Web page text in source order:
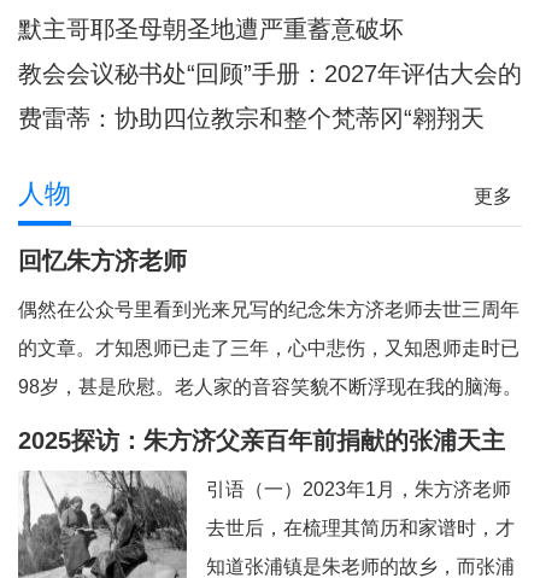
默主哥耶圣母朝圣地遭严重蓄意破坏
教会会议秘书处“回顾”手册：2027年评估大会的
准则和指示
费雷蒂：协助四位教宗和整个梵蒂冈“翱翔天
更多
人物
回忆朱方济老师
偶然在公众号里看到光来兄写的纪念朱方济老师去世三周年
的文章。才知恩师已走了三年，心中悲伤，又知恩师走时已
98岁，甚是欣慰。老人家的音容笑貌不断浮现在我的脑海。
一、和蔼可亲的英语老师——上海教区知识分子的典范。老
永远笑眯眯。但对我们的学习极其认真和严肃
2025探访：朱方济父亲百年前捐献的张浦天主
堂+后记：佘山校友怀念恩师
引语（一）2023年1月，朱方济老师
去世后，在梳理其简历和家谱时，才
知道张浦镇是朱老师的故乡，而张浦